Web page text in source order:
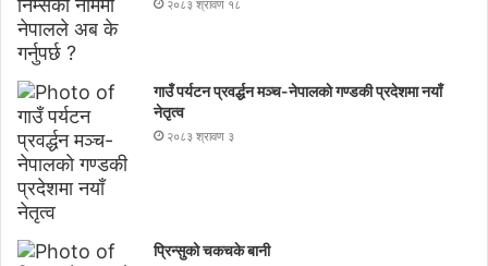
२०८३ श्रावण १८
गाउँ पर्यटन प्रवर्द्धन मञ्च-नेपालकाे गण्डकी प्रदेशमा नयाँ
नेतृत्व
२०८३ श्रावण ३
प्रिन्सुको चकचके बानी